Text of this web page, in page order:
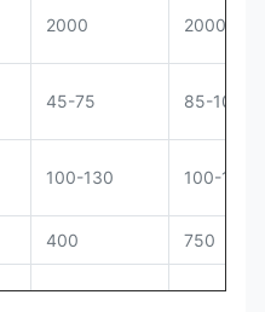
2000 2000
45-75 85-105
100-130 100-130
400 750